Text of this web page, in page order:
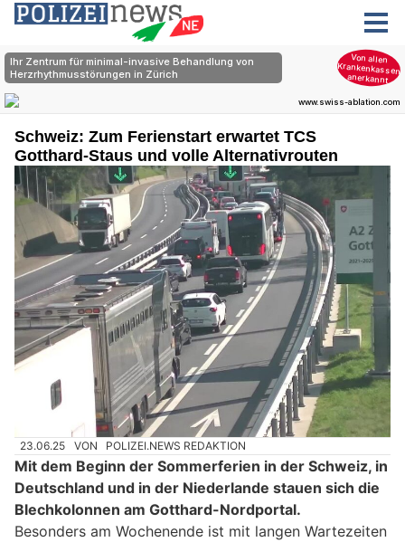
Schweiz: Zum Ferienstart erwartet TCS
Gotthard-Staus und volle Alternativrouten
23.06.25 VON POLIZEI.NEWS REDAKTION
Mit dem Beginn der Sommerferien in der Schweiz, in
Deutschland und in der Niederlande stauen sich die
Blechkolonnen am Gotthard-Nordportal.
Besonders am Wochenende ist mit langen Wartezeiten